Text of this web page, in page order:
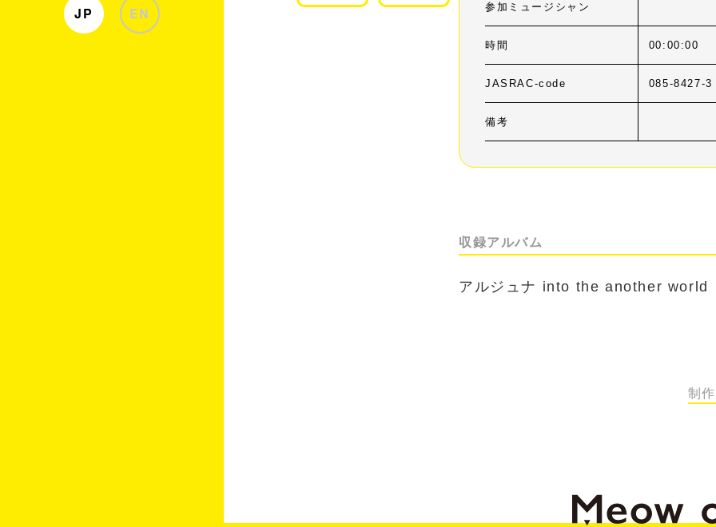
JP EN 参加ミュージシャン
時間 00:00:00
JASRAC-code 085-8427-3
備考
収録アルバム
アルジュナ into the another world
制